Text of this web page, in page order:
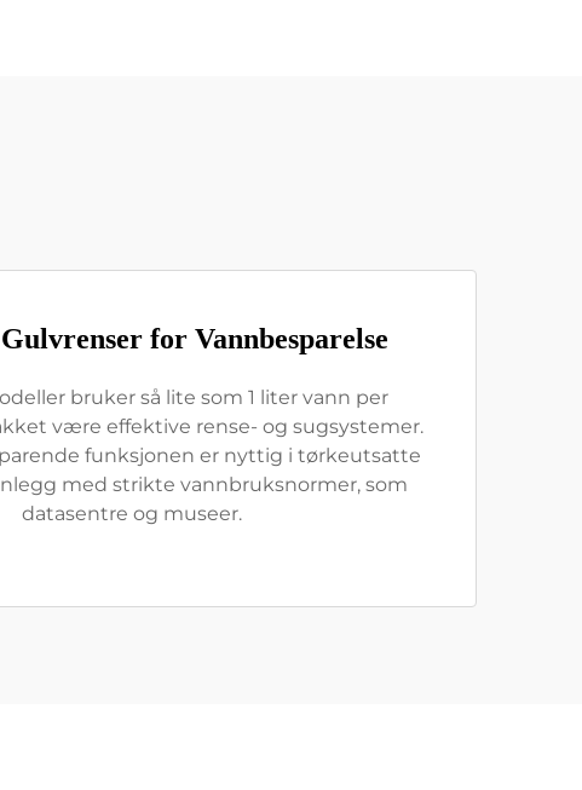
for Vannbesparelse
bruker så lite som 1 liter vann per
være effektive rense- og sugsystemer.
funksjonen er nyttig i tørkeutsatte
med strikte vannbruksnormer, som
datasentre og museer.